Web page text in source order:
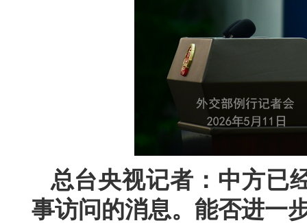
总台央视记者：中方已
事访问的消息。能否进一